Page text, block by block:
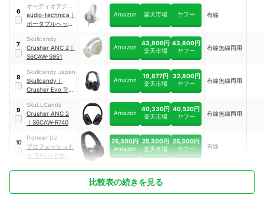
6
オーディオテクニ
カ
audio-technica ｜
ポータブルヘッド
WS550-WH
Amazon 楽天市場 ヤフー 有線
7
Skullcandy
Crusher ANC 2 ｜
S6CAW-S951
Amazon
43,800円
楽天市場
43,800円
ヤフー
有線無線両用
8
Skullcandy Japan
Skullcandy ｜
Crusher Evo True
N740
Amazon
19,877円
楽天市場
32,800円
ヤフー
有線無線両用
9
SkuLLCandy
Crusher ANC 2
｜ S6CAW-R740
Amazon
40,330円
楽天市場
40,520円
ヤフー
有線無線両用
10
Pioneer DJ
プロフェッショナ
ル DJヘッドホン
25,300円
Amazon
25,300円
楽天市場
25,300円
ヤフー
有線
比較表の続きを見る